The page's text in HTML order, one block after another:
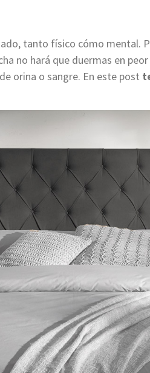
tanto físico cómo mental.
no hará que duermas en
orina o sangre. En este post